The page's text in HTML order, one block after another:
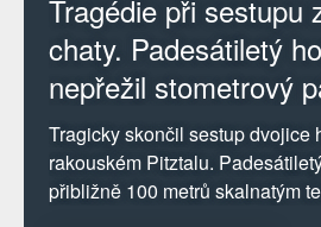
Tragédie při sestupu
chaty. Padesátiletý
nepřežil stometrový
Tragicky skončil sestup dvojice
rakouském Pitztalu.
přibližně 100 metrů skalnatým